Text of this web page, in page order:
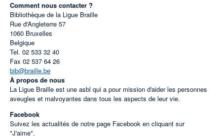
Comment nous contacter ?
Bibliothèque de la Ligue Braille
Rue d'Angleterre 57
1060 Bruxelles
Belgique
Tel. 02 533 32 40
Fax 02 537 64 26
bib@braille.be
À propos de nous
La Ligue Braille est une asbl qui a pour mission d'aider les personnes
aveugles et malvoyantes dans tous les aspects de leur vie.
Facebook
Suivez les actualités de notre page Facebook en cliquant sur
"J'aime".